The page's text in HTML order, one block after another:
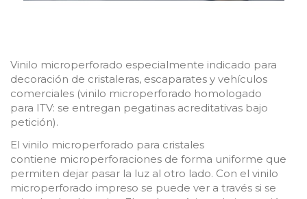
Vinilo microperforado especialmente indicado para
decoración de cristaleras, escaparates y vehículos
comerciales (vinilo microperforado homologado
para ITV: se entregan pegatinas acreditativas bajo
petición).
El vinilo microperforado para cristales
contiene microperforaciones de forma uniforme que
permiten dejar pasar la luz al otro lado. Con el vinilo
microperforado impreso se puede ver a través si se